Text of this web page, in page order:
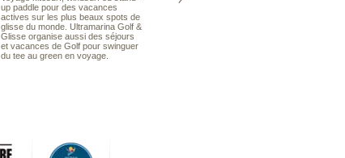
up paddle pour des vacances
actives sur les plus beaux spots de
glisse du monde. Ultramarina Golf &
Glisse organise aussi des séjours
et vacances de Golf pour swinguer
du tee au green en voyage.